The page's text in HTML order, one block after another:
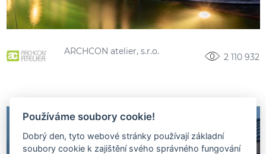
ARCHCON atelier, s.r.o.
2 110 932
Používáme soubory cookie!
Dobrý den, tyto webové stránky používají základní
soubory cookie k zajištění svého správného fungování